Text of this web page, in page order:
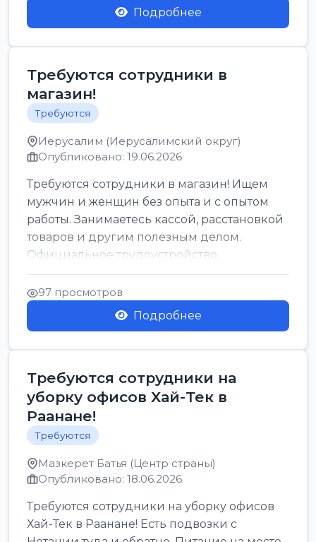
Подробнее
Требуются сотрудники в
магазин!
Требуются
Иерусалим (Иерусалимский округ)
Опубликовано: 19.06.2026
Требуются сотрудники в магазин! Ищем
мужчин и женщин без опыта и с опытом
работы. Занимаетесь кассой, расстановкой
товаров и другим полезным делом.
Официальное трудоустройство,
стабильная зарплата от ...
97 просмотров
Подробнее
Требуются сотрудники на
уборку офисов Хай-Тек в
Раанане!
Требуются
Мазкерет Батья (Центр страны)
Опубликовано: 18.06.2026
Требуются сотрудники на уборку офисов
Хай-Тек в Раанане! Есть подвозки с